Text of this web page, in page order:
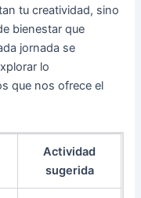
tu creatividad, sino
bienestar que
jornada se
lo
que nos ofrece el
Actividad
sugerida